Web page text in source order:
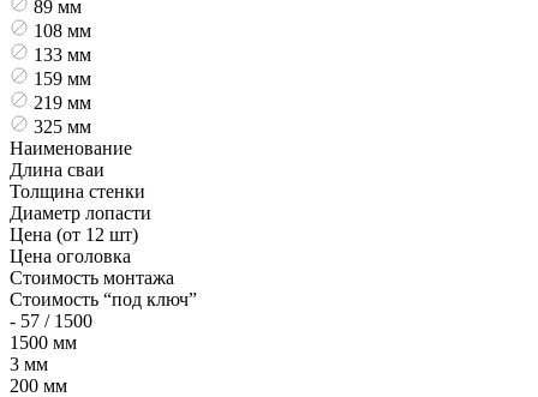
89 мм
108 мм
133 мм
159 мм
219 мм
325 мм
Наименование
Длина сваи
Толщина стенки
Диаметр лопасти
Цена (от 12 шт)
Цена оголовка
Стоимость монтажа
Стоимость “под ключ”
- 57 / 1500
1500 мм
3 мм
200 мм